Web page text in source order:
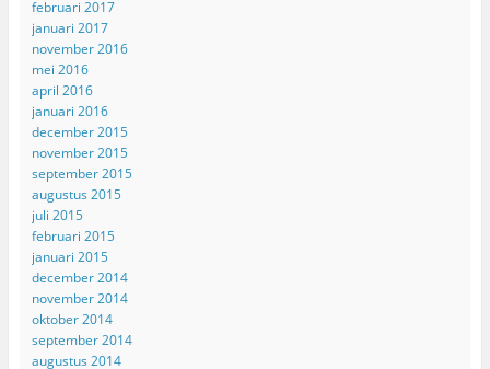
februari 2017
januari 2017
november 2016
mei 2016
april 2016
januari 2016
december 2015
november 2015
september 2015
augustus 2015
juli 2015
februari 2015
januari 2015
december 2014
november 2014
oktober 2014
september 2014
augustus 2014